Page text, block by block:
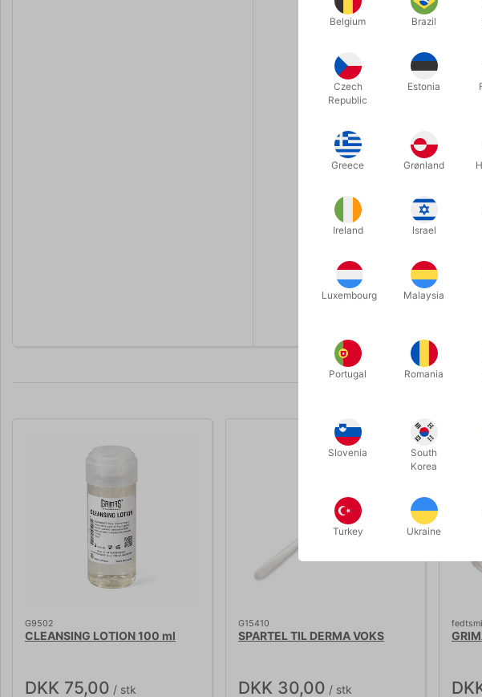
Grimas vandsminke fra Holland er:
Fri for parabener
Let at arbejde med
Grimas er derfor både
Du kan fjerne fedtsminken med
G9502
CLEANSING LOTION 100 ml
DKK 75,00 / stk
G15410
SPARTEL TIL DERMA VOKS
DKK 30,00 / stk
Belgium Brazil
Czech
Republic
Estonia
Greece Grønland
Ireland Israel
Luxembourg Malaysia
Portugal Romania
Slovenia
South
Korea
Turkey Ukraine